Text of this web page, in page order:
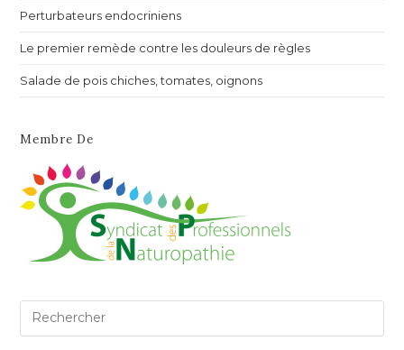
Perturbateurs endocriniens
Le premier remède contre les douleurs de règles
Salade de pois chiches, tomates, oignons
Membre De